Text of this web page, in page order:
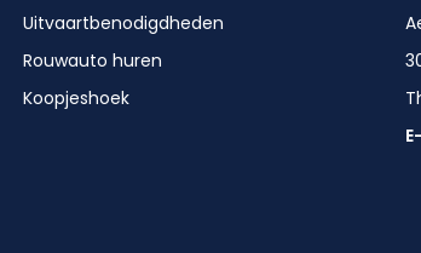
Uitvaartbenodigdheden
Rouwauto huren
Koopjeshoek